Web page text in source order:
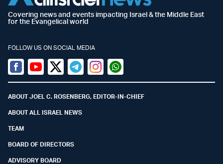
Covering news and events impacting Israel & the Middle East
for the Evangelical world
FOLLOW US ON SOCIAL MEDIA
Facebook
YoutubeTwitter (X)
TelegramInstagramWhatsapp
ABOUT JOEL C. ROSENBERG, EDITOR-IN-CHIEF
ABOUT ALL ISRAEL NEWS
TEAM
BOARD OF DIRECTORS
ADVISORY BOARD